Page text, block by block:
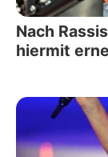
Nach
hiermit